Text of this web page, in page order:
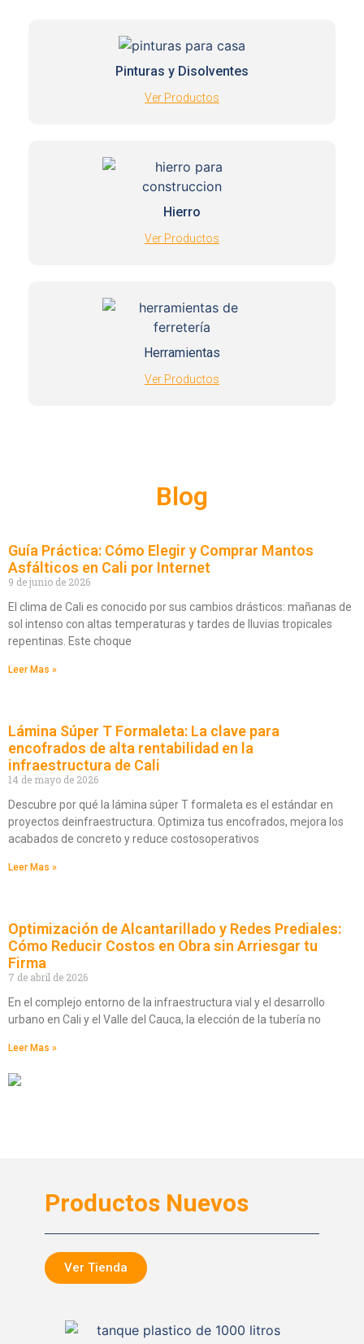
Pinturas y Disolventes
Ver Productos
Hierro
Ver Productos
Herramientas
Ver Productos
Blog
Guía Práctica: Cómo Elegir y Comprar Mantos
Asfálticos en Cali por Internet
9 de junio de 2026
El clima de Cali es conocido por sus cambios drásticos: mañanas de
sol intenso con altas temperaturas y tardes de lluvias tropicales
repentinas. Este choque
Leer Mas »
Lámina Súper T Formaleta: La clave para
encofrados de alta rentabilidad en la
infraestructura de Cali
14 de mayo de 2026
Descubre por qué la lámina súper T formaleta es el estándar en
proyectos deinfraestructura. Optimiza tus encofrados, mejora los
acabados de concreto y reduce costosoperativos
Leer Mas »
Optimización de Alcantarillado y Redes Prediales:
Cómo Reducir Costos en Obra sin Arriesgar tu
Firma
7 de abril de 2026
En el complejo entorno de la infraestructura vial y el desarrollo
urbano en Cali y el Valle del Cauca, la elección de la tubería no
Leer Mas »
Productos Nuevos
Ver Tienda